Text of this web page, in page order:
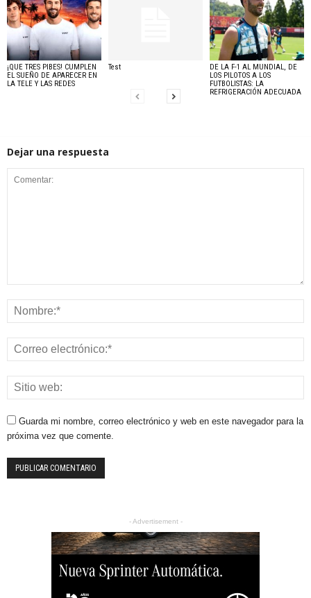
¡QUE TRES PIBES! CUMPLEN
EL SUEÑO DE APARECER EN
LA TELE Y LAS REDES
Test
DE LA F-1 AL MUNDIAL, DE
LOS PILOTOS A LOS
FUTBOLISTAS: LA
REFRIGERACIÓN ADECUADA
Dejar una respuesta
Guarda mi nombre, correo electrónico y web en este navegador para la
próxima vez que comente.
- Advertisement -